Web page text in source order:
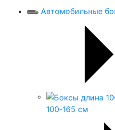
Автомобильные
100-165 см